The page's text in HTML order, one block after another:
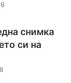
снимка
си на